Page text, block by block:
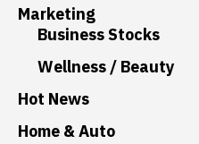
Marketing
Business Stocks
Wellness / Beauty
Hot News
Home & Auto